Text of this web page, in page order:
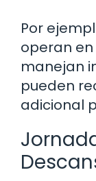
Por
operan
manejan
pueden
adicional